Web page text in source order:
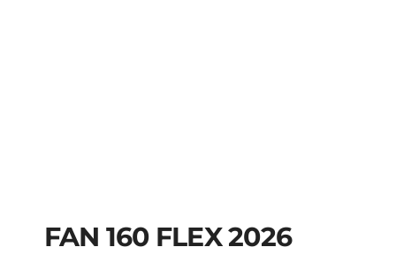
FAN 160 FLEX 2026